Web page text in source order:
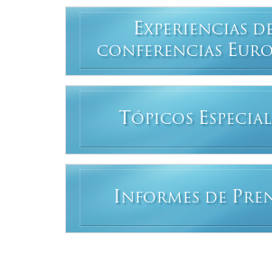
EXPERIENCIAS
CONFERENCIAS E
T ÓPICOS E
INFORMES DE P